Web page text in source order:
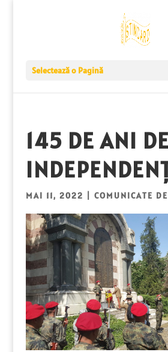
Selectează o Pagină
145 DE ANI DE
MAI 11, 2022 COMUNICATE